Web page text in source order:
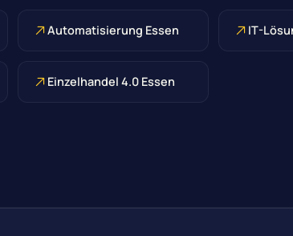
Automatisierung Essen IT-
Einzelhandel 4.0 Essen